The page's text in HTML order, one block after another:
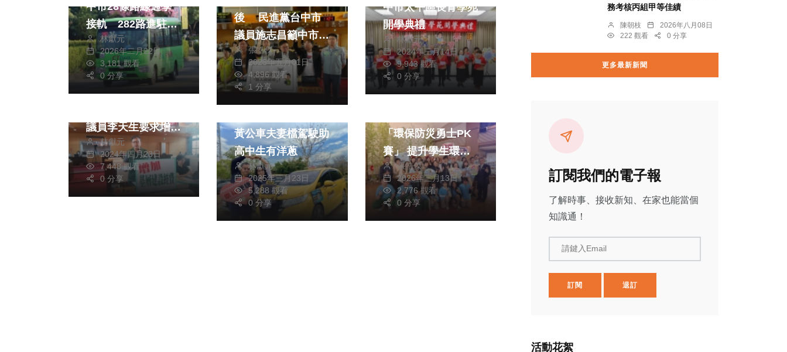
中市28條路線通學
接軌 282路進駐霧
峰國中守護學生安全
林獻元
2026年二月22日
3,181 觀看
0 分享
後 民進黨台中市
議員施志昌籲中市府
支持大甲高工設置無
人機基地
張皓傑
2025年五月01日
4,896 觀看
1 分享
中市太平區長青學苑
開學典禮
林獻元
2024年三月14日
9,943 觀看
0 分享
政治 生活
擴大區務會議執行率
議員李天生要求增加
基層建設經費
林獻元
2024年四月23日
7,448 觀看
0 分享
黃公車夫妻檔駕駛助
高中生有洋蔥
林獻元
2025年三月23日
5,288 觀看
0 分享
政治 社會
「環保防災勇士PK
賽」 提升學生環境
素養與防災知能
張皓傑
2026年三月13日
2,776 觀看
0 分享
務考核丙組甲等佳績
陳朝枝
2026年八月08日
222 觀看
0 分享
更多最新新聞
訂閱我們的電子報
了解時事、接收新知、在家也能當個
知識通！
請鍵入Email
訂閱 退訂
活動花絮